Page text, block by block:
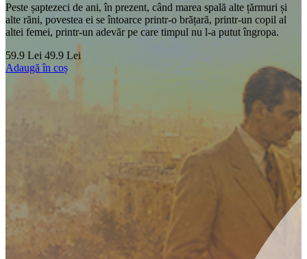
Peste șaptezeci de ani, în prezent, când marea spală alte țărmuri și
alte răni, povestea ei se întoarce printr-o brățară, printr-un copil al
altei femei, printr-un adevăr pe care timpul nu l-a putut îngropa.
59.9 Lei 49.9 Lei
Adaugă în coș